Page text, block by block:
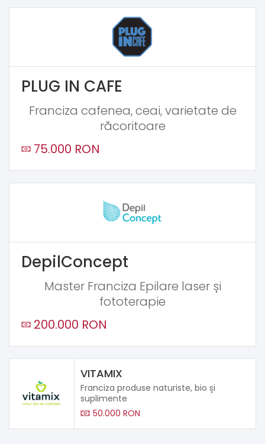
PLUG IN CAFE
Franciza cafenea, ceai, varietate de
răcoritoare
75.000 RON
DepilConcept
Master Franciza Epilare laser și
fototerapie
200.000 RON
VITAMIX
Franciza produse naturiste, bio și
suplimente
50.000 RON